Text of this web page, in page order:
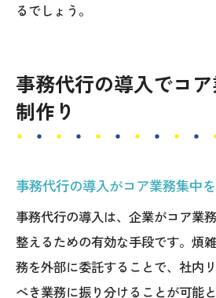
るでしょう。
事務代行の導入でコ
制作り
事務代行の導入がコア業務集中
事務代行の導入は、企業がコア業
整えるための有効な手段です。煩
務を外部に委託することで、社内
べき業務に振り分けることが可能